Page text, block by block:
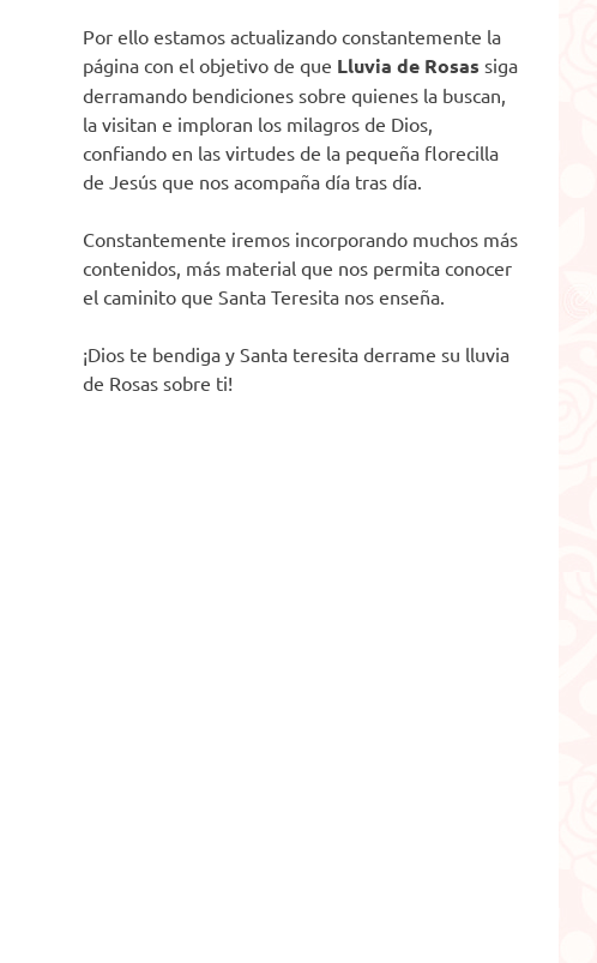
Por ello estamos actualizando constantemente la
página con el objetivo de que Lluvia de Rosas siga
derramando bendiciones sobre quienes la buscan,
la visitan e imploran los milagros de Dios,
confiando en las virtudes de la pequeña florecilla
de Jesús que nos acompaña día tras día.
Constantemente iremos incorporando muchos más
contenidos, más material que nos permita conocer
el caminito que Santa Teresita nos enseña.
¡Dios te bendiga y Santa teresita derrame su lluvia
de Rosas sobre ti!